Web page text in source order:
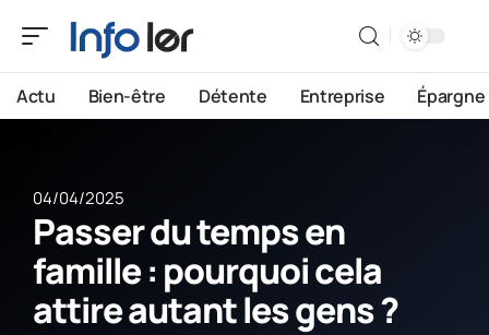
Actu Bien-être Détente Entreprise Épargne
04/04/2025
Passer du temps en
famille : pourquoi cela
attire autant les gens ?